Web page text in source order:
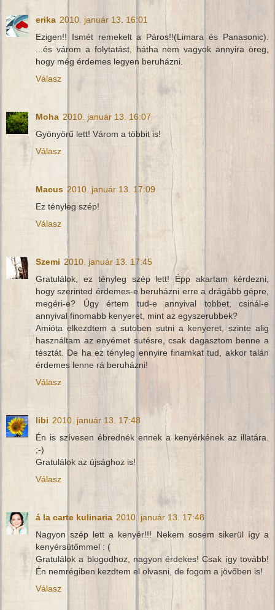
erika 2010. január 13. 16:01
Ezigen!! Ismét remekelt a Páros!!(Limara és Panasonic).
...és várom a folytatást, hátha nem vagyok annyira öreg,
hogy még érdemes legyen beruházni.
Válasz
Moha 2010. január 13. 16:07
Gyönyörű lett! Várom a többit is!
Válasz
Macus 2010. január 13. 17:09
Ez tényleg szép!
Válasz
Szemi 2010. január 13. 17:45
Gratulálok, ez tényleg szép lett! Épp akartam kérdezni,
hogy szerinted érdemes-e beruházni erre a drágább gépre,
megéri-e? Úgy értem tud-e annyival tobbet, csinál-e
annyival finomabb kenyeret, mint az egyszerubbek?
Amióta elkezdtem a sutoben sutni a kenyeret, szinte alig
használtam az enyémet sutésre, csak dagasztom benne a
tésztát. De ha ez tényleg ennyire finamkat tud, akkor talán
érdemes lenne rá beruházni!
Válasz
libi 2010. január 13. 17:48
Én is szívesen ébrednék ennek a kenyérkének az illatára.
;-)
Gratulálok az újsághoz is!
Válasz
á la carte kulinaria 2010. január 13. 17:48
Nagyon szép lett a kenyér!!! Nekem sosem sikerül így a
kenyérsütőmmel : (
Gratulálok a blogodhoz, nagyon érdekes! Csak így tovább!
Én nemrégiben kezdtem el olvasni, de fogom a jövőben is!
Válasz